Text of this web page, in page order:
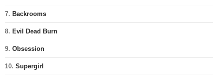
7. Backrooms
8. Evil Dead Burn
9. Obsession
10. Supergirl